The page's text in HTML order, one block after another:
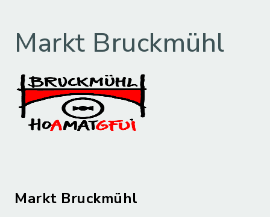
Markt Bruckmühl
Markt Bruckmühl